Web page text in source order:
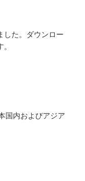
した。ダウンロー
国内およびアジア